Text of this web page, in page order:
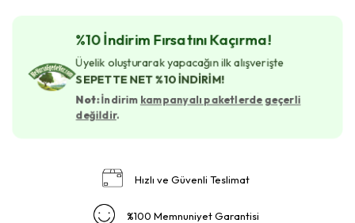
%10 İndirim Fırsatını Kaçırma!
Üyelik oluşturarak yapacağın ilk alışverişte
SEPETTE NET %10 İNDİRİM!
Not:İndirim kampanyalı paketlerde geçerli
değildir.
Hızlı ve Güvenli Teslimat
%100 Memnuniyet Garantisi